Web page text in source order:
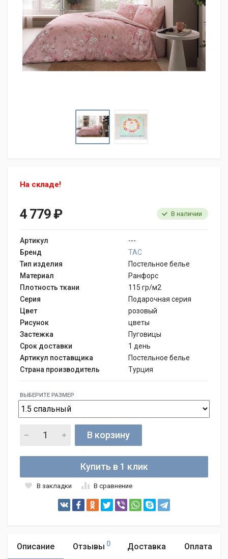
На складе!
4 779 ₽ В наличии
Артикул
---
Бренд
TAC
Тип изделия
Постельное белье
Материал
Ранфорс
Плотность ткани
115 гр/м2
Серия
Подарочная серия
Цвет
розовый
Рисунок
цветы
Застежка
Пуговицы
Срок доставки
1 день
Артикул поставщика
Постельное белье
Страна производитель
Турция
ВЫБЕРИТЕ РАЗМЕР
В корзину
Купить в 1 клик
В закладки В сравнение
Описание Отзывы 0 Доставка Оплата